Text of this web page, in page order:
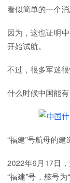
看似简单的一个消
因为，这也证明
开始试航。
不过，很多军迷
什么时候中国能
“福建”号航母的
2022年6月17日
“福建”号，舷号